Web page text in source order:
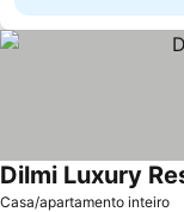
Casa/apartamento inteiro
Dilmi Luxury